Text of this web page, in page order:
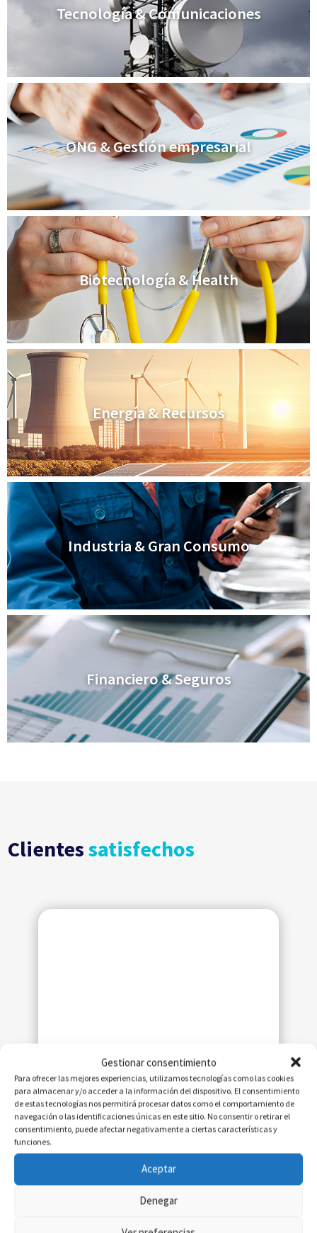
Gestionar consentimiento
Para ofrecer las mejores experiencias, utilizamos tecnologías como las cookies
para almacenar y/o acceder a la información del dispositivo. El consentimiento
de estas tecnologías nos permitirá procesar datos como el comportamiento de
navegación o las identificaciones únicas en este sitio. No consentir o retirar el
consentimiento, puede afectar negativamente a ciertas características y
funciones.
Aceptar
Denegar
Tecnología & Comunicaciones
ONG & Gestión empresarial
Biotecnología & Health
Energía & Recursos
Industria & Gran Consumo
Financiero & Seguros
Clientessatisfechos
Jorge Belzunce
Consejero Delegado Infiniti España